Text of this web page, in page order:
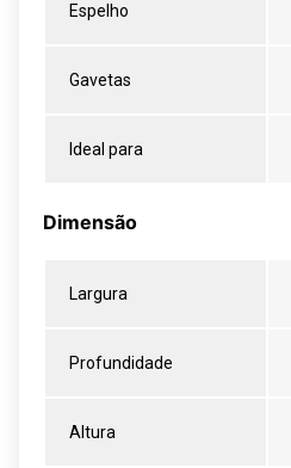
Espelho
Gavetas
Ideal para
Dimensão
Largura
Profundidade
Altura